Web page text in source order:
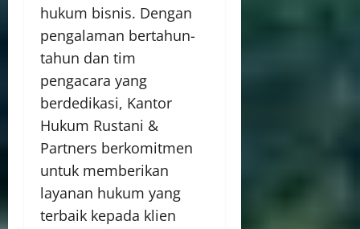
hukum bisnis. Dengan
pengalaman bertahun-
tahun dan tim
pengacara yang
berdedikasi, Kantor
Hukum Rustani &
Partners berkomitmen
untuk memberikan
layanan hukum yang
terbaik kepada klien